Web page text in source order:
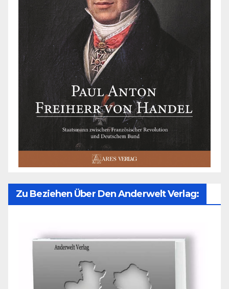
Zu Beziehen Über Den Anderwelt Verlag: